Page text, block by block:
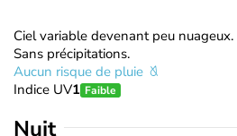
Ciel variable devenant peu nuageux.
Sans précipitations.
Aucun risque de pluie
Indice UV1 Faible
Nuit